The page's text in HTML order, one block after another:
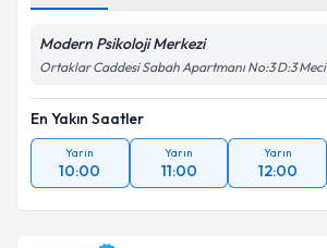
Takvim Talebini
Modern Psikoloji Merkezi
Ortaklar Caddesi Sabah Apartmanı No:3 D:3
En Yakın Saatler
Yarın
10:00
Yarın
11:00
Yarın
12:00